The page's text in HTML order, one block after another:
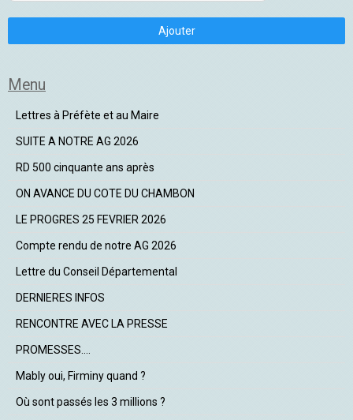
Ajouter
Menu
Lettres à Préfète et au Maire
SUITE A NOTRE AG 2026
RD 500 cinquante ans après
ON AVANCE DU COTE DU CHAMBON
LE PROGRES 25 FEVRIER 2026
Compte rendu de notre AG 2026
Lettre du Conseil Départemental
DERNIERES INFOS
RENCONTRE AVEC LA PRESSE
PROMESSES....
Mably oui, Firminy quand ?
Où sont passés les 3 millions ?